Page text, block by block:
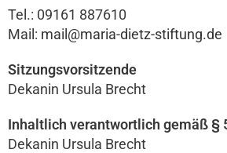
Tel.: 09161 887610
Mail: mail@maria-dietz-stiftung.de
Sitzungsvorsitzende
Dekanin Ursula Brecht
Inhaltlich verantwortlich gemäß §
Dekanin Ursula Brecht